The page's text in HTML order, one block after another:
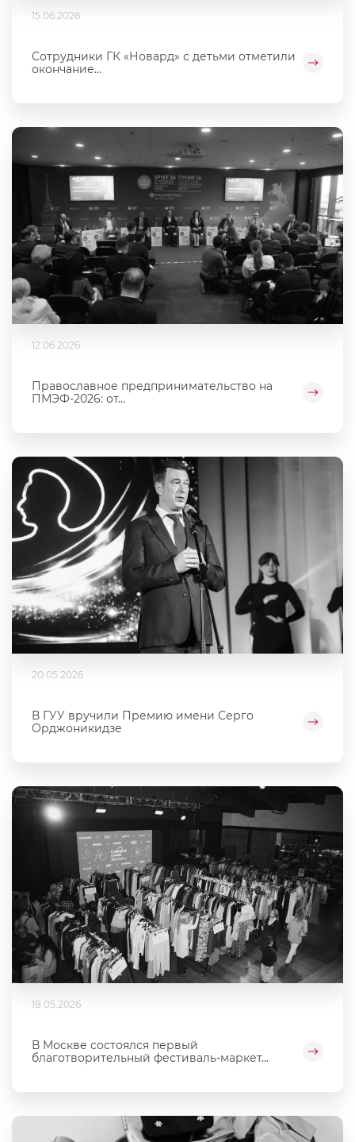
15.06.2026
Сотрудники ГК «Новард» с детьми отметили
окончание...
12.06.2026
Православное предпринимательство на
ПМЭФ-2026: от...
20.05.2026
В ГУУ вручили Премию имени Серго
Орджоникидзе
18.05.2026
В Москве состоялся первый
благотворительный фестиваль‑маркет...